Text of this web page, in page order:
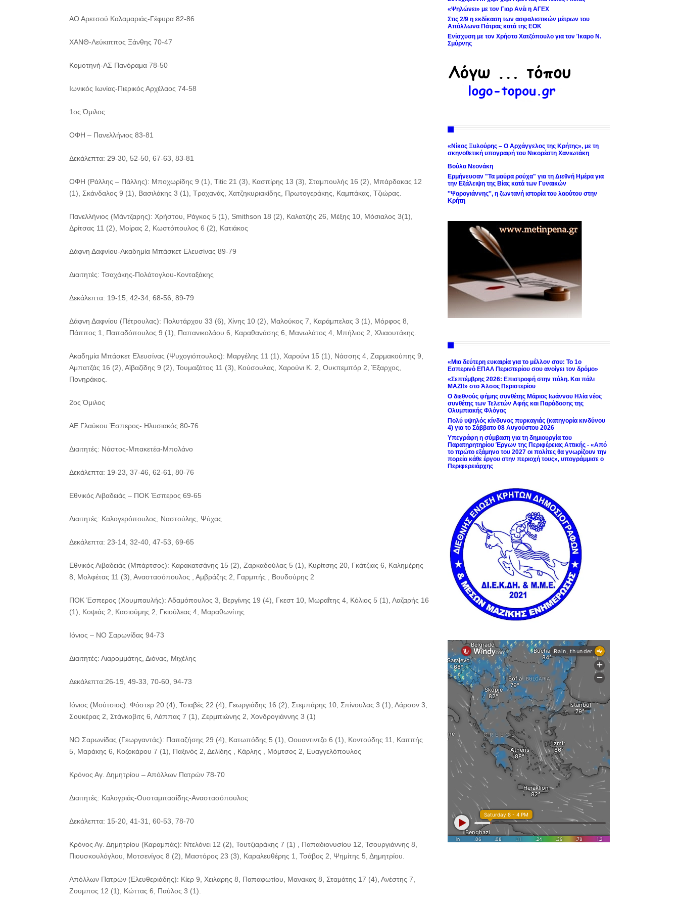
ΑΟ Αρετσού Καλαμαριάς-Γέφυρα 82-86
ΧΑΝΘ-Λεύκιππος Ξάνθης 70-47
Κομοτηνή-ΑΣ Πανόραμα 78-50
Ιωνικός Ιωνίας-Πιερικός Αρχέλαος 74-58
1ος Όμιλος
ΟΦΗ – Πανελλήνιος 83-81
Δεκάλεπτα: 29-30, 52-50, 67-63, 83-81
ΟΦΗ (Ράλλης – Πάλλης): Μποχωρίδης 9 (1), Titic 21 (3), Κασπίρης 13 (3), Σταμπουλής 16 (2), Μπάρδακας 12
(1), Σκάνδαλος 9 (1), Βασιλάκης 3 (1), Τραχανάς, Χατζηκυριακίδης, Πρωτογεράκης, Καμπάκας, Τζιώρας.
Πανελλήνιος (Μάντζαρης): Χρήστου, Ράγκος 5 (1), Smithson 18 (2), Καλατζής 26, Μέξης 10, Μόσιαλος 3(1),
Δρίτσας 11 (2), Μοίρας 2, Κωστόπουλος 6 (2), Κατιάκος
Δάφνη Δαφνίου-Ακαδημία Μπάσκετ Ελευσίνας 89-79
Διαιτητές: Τσαχάκης-Πολάτογλου-Κονταξάκης
Δεκάλεπτα: 19-15, 42-34, 68-56, 89-79
Δάφνη Δαφνίου (Πέτρουλας): Πολυτάρχου 33 (6), Χίνης 10 (2), Μαλούκος 7, Καράμπελας 3 (1), Μόρφος 8,
Πάππος 1, Παπαδόπουλος 9 (1), Παπανικολάου 6, Καραθανάσης 6, Μανωλάτος 4, Μπήλιος 2, Χλιαουτάκης.
Ακαδημία Μπάσκετ Ελευσίνας (Ψυχογιόπουλος): Μαργέλης 11 (1), Χαρούνι 15 (1), Νάσσης 4, Ζαρμακούπης 9,
Αμπατζάς 16 (2), Αϊβαζίδης 9 (2), Τουμαζάτος 11 (3), Κούσουλας, Χαρούνι Κ. 2, Ουκπεμπόρ 2, Έξαρχος,
Πονηράκος.
2ος Όμιλος
ΑΕ Γλαύκου Έσπερος- Ηλυσιακός 80-76
Διαιτητές: Νάστος-Μπακετέα-Μπολάνο
Δεκάλεπτα: 19-23, 37-46, 62-61, 80-76
Εθνικός Λιβαδειάς – ΠΟΚ Έσπερος 69-65
Διαιτητές: Καλογερόπουλος, Ναστούλης, Ψύχας
Δεκάλεπτα: 23-14, 32-40, 47-53, 69-65
Εθνικός Λιβαδειάς (Μπάρτσος): Καρακατσάνης 15 (2), Ζαρκαδούλας 5 (1), Κυρίτσης 20, Γκάτζιας 6, Καλημέρης
8, Μολφέτας 11 (3), Αναστασόπουλος , Αμβράζης 2, Γαρμπής , Βουδούρης 2
ΠΟΚ Έσπερος (Χουμπαυλής): Αδαμόπουλος 3, Βεργίνης 19 (4), Γκεστ 10, Μωραΐτης 4, Κόλιος 5 (1), Λαζαρής 16
(1), Κοψιάς 2, Κασιούμης 2, Γκιούλεας 4, Μαραθωνίτης
Ιόνιος – ΝΟ Σαρωνίδας 94-73
Διαιτητές: Λιαρομμάτης, Διόνας, Μιχέλης
Δεκάλεπτα:26-19, 49-33, 70-60, 94-73
Ιόνιος (Μούτσιος): Φόστερ 20 (4), Τσιαβές 22 (4), Γεωργιάδης 16 (2), Στεμπάρης 10, Σπίνουλας 3 (1), Λάρσον 3,
Σουκέρας 2, Στάνκοβιτς 6, Λάππας 7 (1), Ζερμπιώνης 2, Χονδρογιάννης 3 (1)
ΝΟ Σαρωνίδας (Γεωργαντάς): Παπαζήσης 29 (4), Κατωπόδης 5 (1), Οουαντιντζο 6 (1), Κοντούδης 11, Καππής
5, Μαράκης 6, Κοζοκάρου 7 (1), Παξινός 2, Δελίδης , Κάρλης , Μόμτσος 2, Ευαγγελόπουλος
Κρόνος Αγ. Δημητρίου – Απόλλων Πατρών 78-70
Διαιτητές: Καλογριάς-Ουσταμπασίδης-Αναστασόπουλος
Δεκάλεπτα: 15-20, 41-31, 60-53, 78-70
Κρόνος Αγ. Δημητρίου (Καραμπάς): Ντελόνει 12 (2), Τουτζιαράκης 7 (1) , Παπαδιονυσίου 12, Τσουργιάννης 8,
Πιουσκουλόγλου, Μοτσενίγος 8 (2), Μαστόρος 23 (3), Καραλευθέρης 1, Τσάβος 2, Ψημίτης 5, Δημητρίου.
Απόλλων Πατρών (Ελευθεριάδης): Κίερ 9, Χειλαρης 8, Παπαφωτίου, Μανακας 8, Σταμάτης 17 (4), Ανέστης 7,
Ζουμπος 12 (1), Κώττας 6, Παύλος 3 (1).
«Ψηλώνει» με τον Γιορ Ανέι η ΑΓΕΧ
Στις 2/9 η εκδίκαση των ασφαλιστικών μέτρων του
Απόλλωνα Πάτρας κατά της ΕΟΚ
Ενίσχυση με τον Χρήστο Χατζόπουλο για τον Ίκαρο Ν.
Σμύρνης
«Νίκος Ξυλούρης – Ο Αρχάγγελος της Κρήτης», με τη
σκηνοθετική υπογραφή του Νικορέστη Χανιωτάκη
Βούλα Νεονάκη
Ερμήνευσαν "Τα μαύρα ρούχα" για τη Διεθνή Ημέρα για
την Εξάλειψη της Βίας κατά των Γυναικών
''Ψαρογιάννης'', η ζωντανή ιστορία του λαούτου στην
Κρήτη
«Μια δεύτερη ευκαιρία για το μέλλον σου: Το 1ο
Εσπερινό ΕΠΑΛ Περιστερίου σου ανοίγει τον δρόμο»
«Σεπτέμβρης 2026: Επιστροφή στην πόλη. Και πάλι
ΜΑΖΙ!» στο Άλσος Περιστερίου
Ο διεθνούς φήμης συνθέτης Μάριος Ιωάννου Ηλία νέος
συνθέτης των Τελετών Αφής και Παράδοσης της
Ολυμπιακής Φλόγας
Πολύ υψηλός κίνδυνος πυρκαγιάς (κατηγορία κινδύνου
4) για το Σάββατο 08 Αυγούστου 2026
Υπεγράφη η σύμβαση για τη δημιουργία του
Παρατηρητηρίου Έργων της Περιφέρειας Αττικής - «Από
το πρώτο εξάμηνο του 2027 οι πολίτες θα γνωρίζουν την
πορεία κάθε έργου στην περιοχή τους», υπογράμμισε ο
Περιφερειάρχης